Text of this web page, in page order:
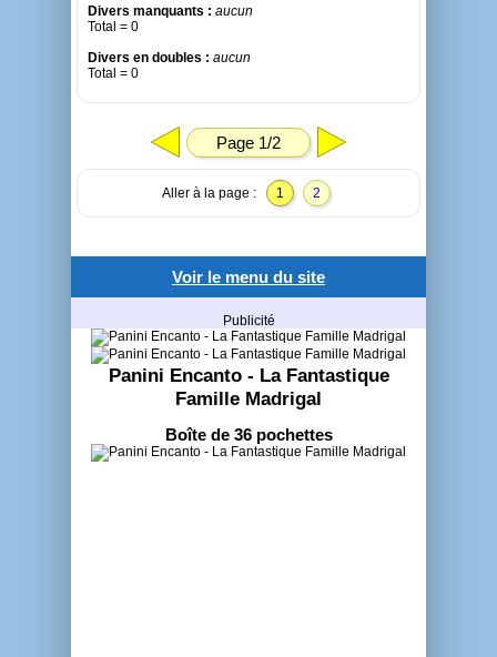
Divers manquants : aucun
Total = 0
Divers en doubles : aucun
Total = 0
Page 1/2
Aller à la page : 1 2
Voir le menu du site
Publicité
Panini Encanto - La Fantastique
Famille Madrigal
Boîte de 36 pochettes